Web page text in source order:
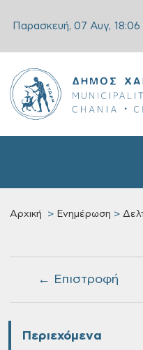
Παρασκευή, 07 Αυγ, 18:06
Αρχική Ενημέρωση
← Επιστροφή
Περιεχόμενα